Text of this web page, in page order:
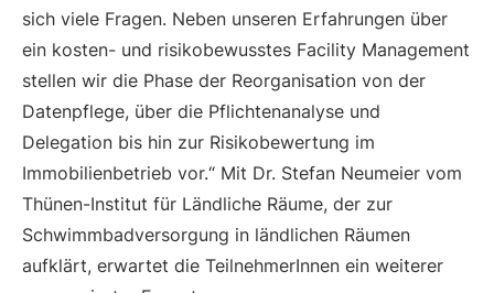
sich viele Fragen. Neben unseren Erfahrungen über
ein kosten- und risikobewusstes Facility Management
stellen wir die Phase der Reorganisation von der
Datenpflege, über die Pflichtenanalyse und
Delegation bis hin zur Risikobewertung im
Immobilienbetrieb vor.“ Mit Dr. Stefan Neumeier vom
Thünen-Institut für Ländliche Räume, der zur
Schwimmbadversorgung in ländlichen Räumen
aufklärt, erwartet die TeilnehmerInnen ein weiterer